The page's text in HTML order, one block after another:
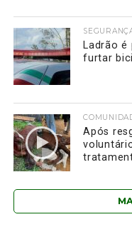
Ladrão
furtar
Após